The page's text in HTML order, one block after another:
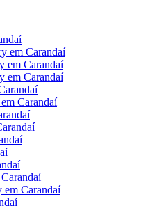
em Carandaí
em Carandaí
em Carandaí
em Carandaí
Carandaí
em Carandaí